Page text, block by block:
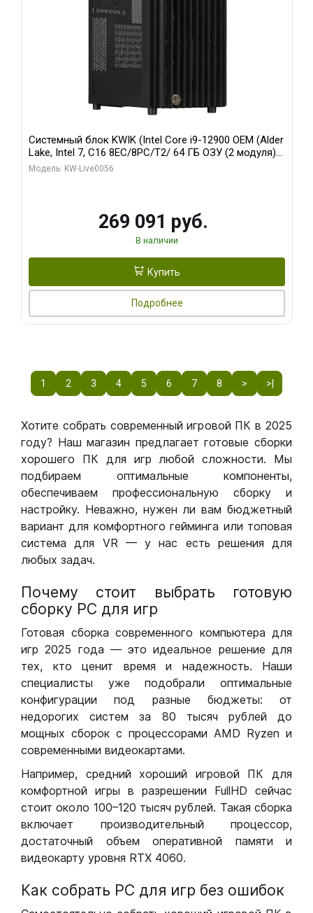
Системный блок KWIK (Intel Core i9-12900 OEM (Alder
Lake, Intel 7, C16 8EC/8PC/T2/ 64 ГБ ОЗУ (2 модуля)/
Palit RTX5080 INFINITY 3 OC 16GB GDDR7 256bit 3xDP
Модель: KW-Live0056
269 091 руб.
В наличии
Купить
Подробнее
1 2 3 4 5 6 7 8 > >|
Хотите собрать современный игровой ПК в 2025
году? Наш магазин предлагает готовые сборки
хорошего ПК для игр любой сложности. Мы
подбираем оптимальные компоненты,
обеспечиваем профессиональную сборку и
настройку. Неважно, нужен ли вам бюджетный
вариант для комфортного гейминга или топовая
система для VR — у нас есть решения для
любых задач.
Почему стоит выбрать готовую
сборку РС для игр
Готовая сборка современного компьютера для
игр 2025 года — это идеальное решение для
тех, кто ценит время и надежность. Наши
специалисты уже подобрали оптимальные
конфигурации под разные бюджеты: от
недорогих систем за 80 тысяч рублей до
мощных сборок с процессорами AMD Ryzen и
современными видеокартами.
Например, средний хороший игровой ПК для
комфортной игры в разрешении FullHD сейчас
стоит около 100–120 тысяч рублей. Такая сборка
включает производительный процессор,
достаточный объем оперативной памяти и
видеокарту уровня RTX 4060.
Как собрать РС для игр без ошибок